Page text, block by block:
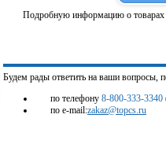
Подробную информацию о товарах
Будем рады ответить на ваши вопросы,
по телефону 8-800-333-3340
по e-mail:zakaz@topcs.ru